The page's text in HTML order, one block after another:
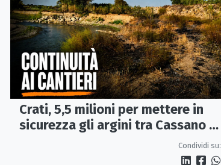
Crati, 5,5 milioni per mettere in
sicurezza gli argini tra Cassano e
Condividi su: